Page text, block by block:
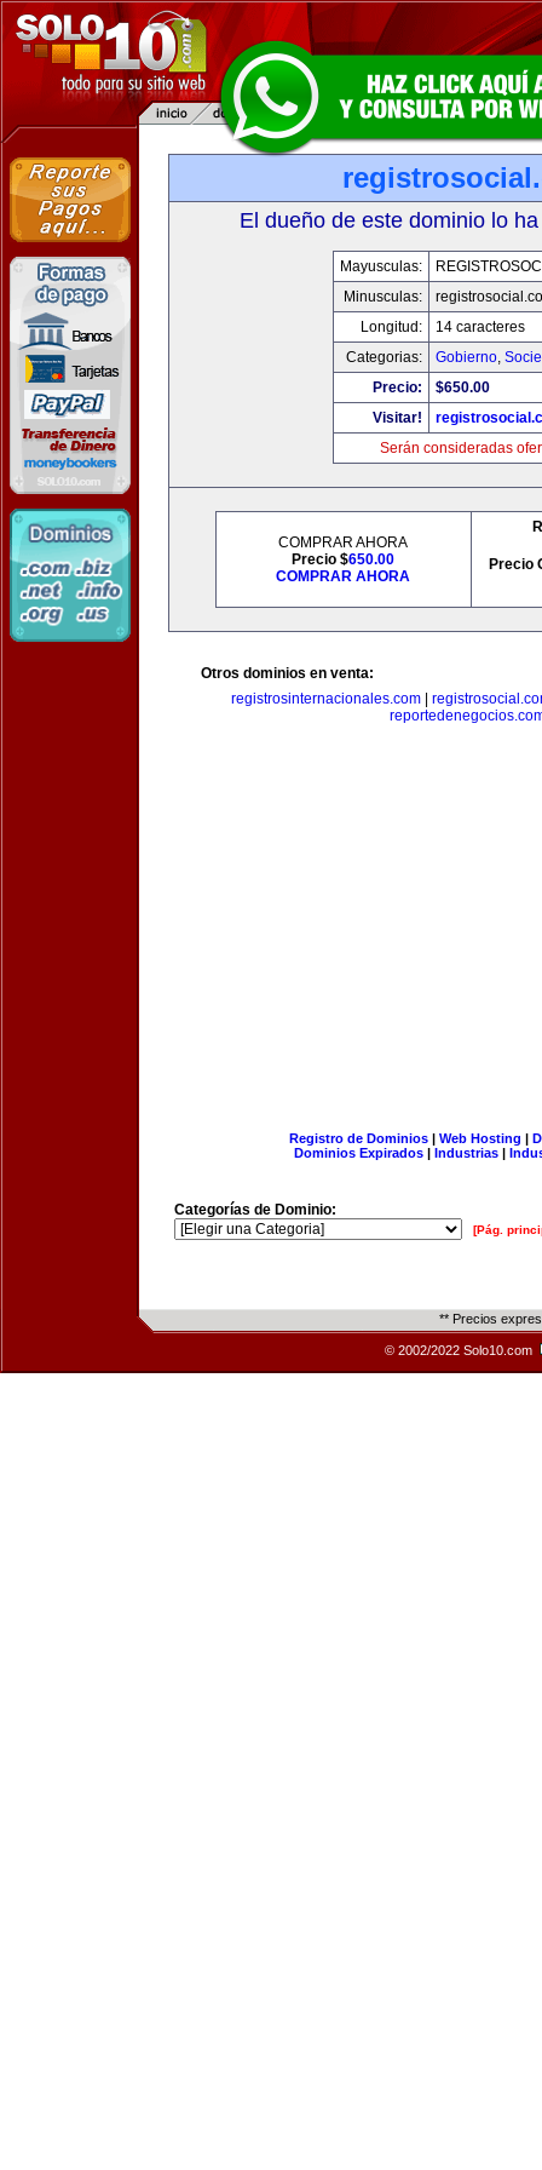
El dueño de este dominio lo
Mayusculas:
Minusculas:
Longitud:
14 caracteres
Categorias:
Gobierno,
Precio:
$650.00
Visitar!
Serán consideradas
COMPRAR AHORA
Precio $650.00
COMPRAR AHORA
Precio
Otros dominios en venta:
registrosinternacionales.com
Registro de Dominios| Web Hosting |
Dominios Expirados | Industrias |
Categorías de Dominio:
[Pág.
** Precios
© 2002/2022 Solo10.com